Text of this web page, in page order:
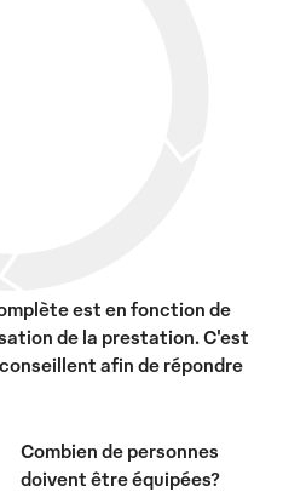
est en fonction de
de la prestation. C'est
afin de répondre
Combien de personnes
doivent être équipées?